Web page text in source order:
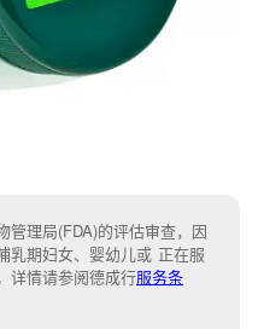
管理局(FDA)的评估审查，因
乳期妇女、婴幼儿或 正在服
详情请参阅德成行服务条